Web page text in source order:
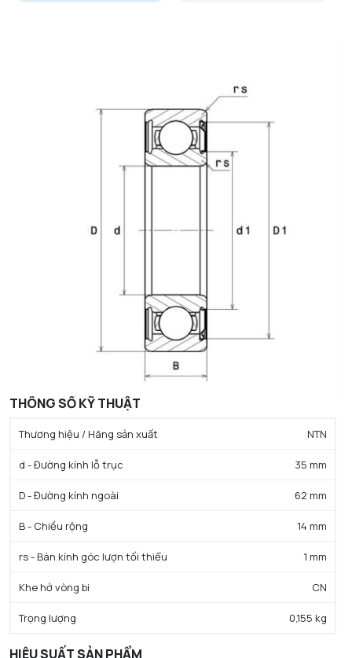
THÔNG SỐ KỸ THUẬT
Thương hiệu / Hãng sản xuất NTN
d - Đường kính lỗ trục 35 mm
D - Đường kính ngoài 62 mm
B - Chiều rộng 14 mm
rs - Bán kính góc lượn tối thiểu 1 mm
Khe hở vòng bi CN
Trọng lượng 0,155 kg
HIỆU SUẤT SẢN PHẨM